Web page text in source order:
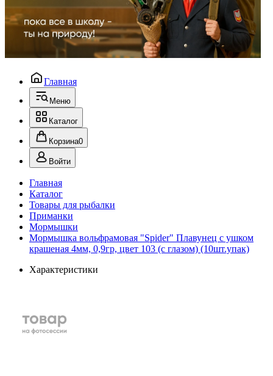
Главная
Меню
Каталог
Корзина0
Войти
Главная
Каталог
Товары для рыбалки
Приманки
Мормышки
Мормышка вольфрамовая "Spider" Плавунец с ушком
крашеная 4мм, 0,9гр, цвет 103 (с глазом) (10шт.упак)
Характеристики